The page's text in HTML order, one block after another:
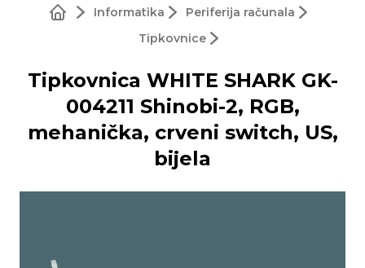
Informatika
Periferija računala
Tipkovnice
Tipkovnica WHITE SHARK GK-
004211 Shinobi-2, RGB,
mehanička, crveni switch, US,
bijela